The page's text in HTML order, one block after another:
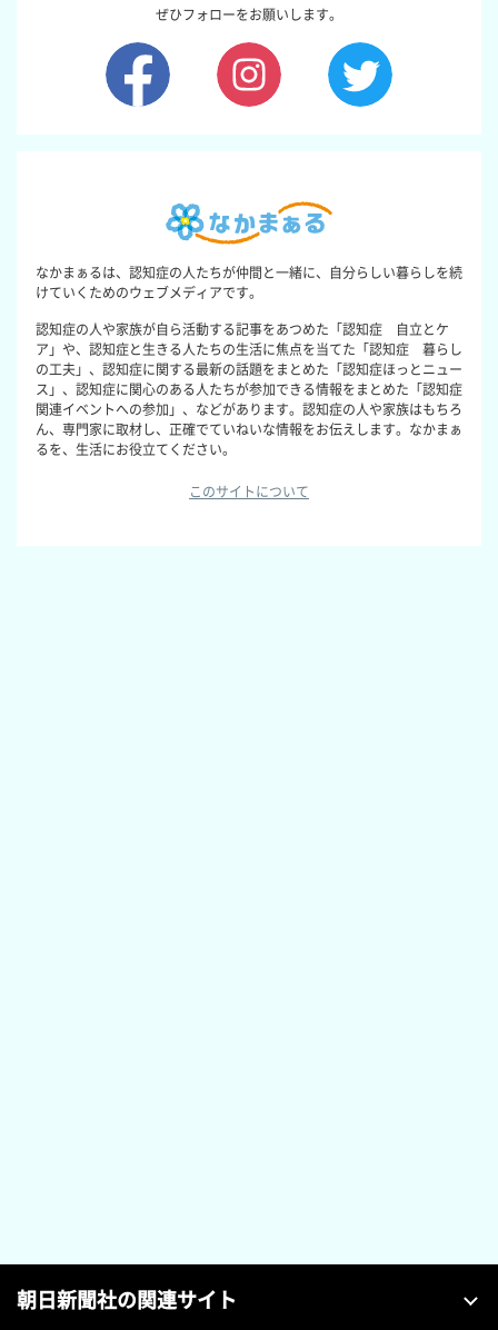
ぜひフォローをお願いします。
なかまぁるは、認知症の人たちが仲間と一緒に、自分らしい暮らしを続
けていくためのウェブメディアです。
認知症の人や家族が自ら活動する記事をあつめた「認知症 自立とケ
ア」や、認知症と生きる人たちの生活に焦点を当てた「認知症 暮らし
の工夫」、認知症に関する最新の話題をまとめた「認知症ほっとニュー
ス」、認知症に関心のある人たちが参加できる情報をまとめた「認知症
関連イベントへの参加」、などがあります。認知症の人や家族はもちろ
ん、専門家に取材し、正確でていねいな情報をお伝えします。なかまぁ
るを、生活にお役立てください。
このサイトについて
朝日新聞社の関連サイト